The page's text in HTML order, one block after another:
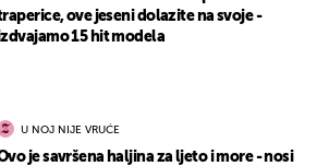
ove jeseni dolazite na svoje -
15 hit modela
U NOJ NIJE VRUĆE
je savršena haljina za ljeto i more - nosi